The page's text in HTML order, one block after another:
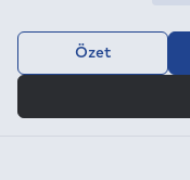
Özet